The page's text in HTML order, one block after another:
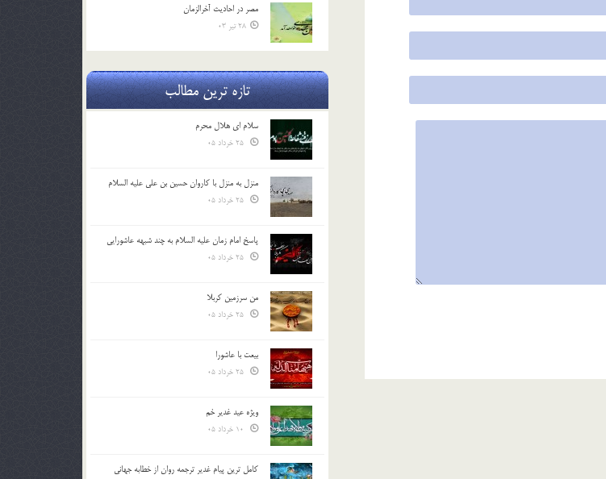
مصر در احادیث آخرالزمان
28 تیر 03
تازه ترین مطالب
سلام ای هلال محرم
منزل به منزل با کاروان حسین بن علی علیه السلام
پاسخ امام زمان علیه السلام به چند شبهه عاشورایی
من سرزمین کربلا
بیعت با عاشورا
ویژه عید غدیر خم
کامل ترین پیام غدیر ترجمه روان از خطابه جهانی